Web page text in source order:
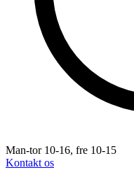
Man-tor 10-16, fre 10-15
Kontakt os